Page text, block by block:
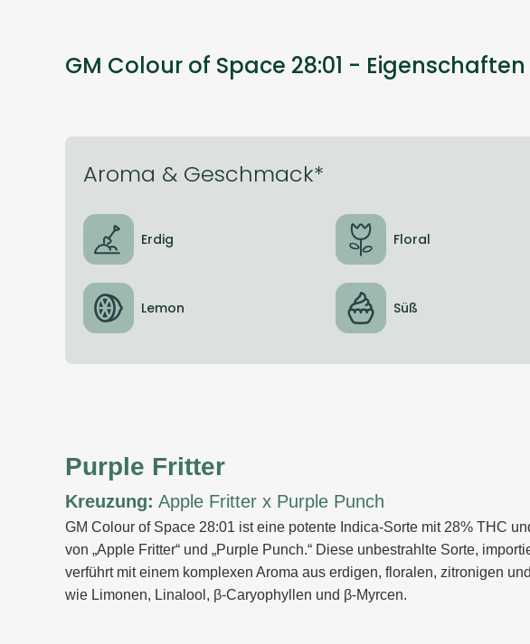
GM Colour of Space 28:01 - Eigenschaften
Aroma & Geschmack*
Erdig Floral
Lemon Süß
Purple Fritter
Kreuzung: Apple Fritter x Purple Punch
GM Colour of Space 28:01 ist eine potente Indica-Sorte mit 28% THC
von „Apple Fritter“ und „Purple Punch.“ Diese unbestrahlte Sorte,
verführt mit einem komplexen Aroma aus erdigen, floralen, zitronigen
wie Limonen, Linalool, β-Caryophyllen und β-Myrcen.